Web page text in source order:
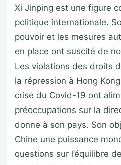
Xi Jinping est une figure
politique internationale.
pouvoir et les mesures
en place ont suscité de
Les violations des droits
la répression à Hong
crise du Covid-19 ont
préoccupations sur la
donne à son pays. Son
Chine une puissance
questions sur l’équilibre